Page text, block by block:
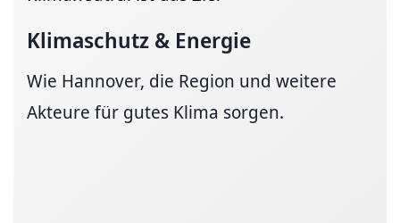
Klimaschutz & Energie
Wie Hannover, die Region und weitere
Akteure für gutes Klima sorgen.